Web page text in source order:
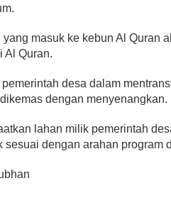
masuk ke kebun Al Quran
Al Quran.
pemerintah desa dalam
dengan menyenangkan.
lahan milik pemerintah
sesuai dengan arahan program